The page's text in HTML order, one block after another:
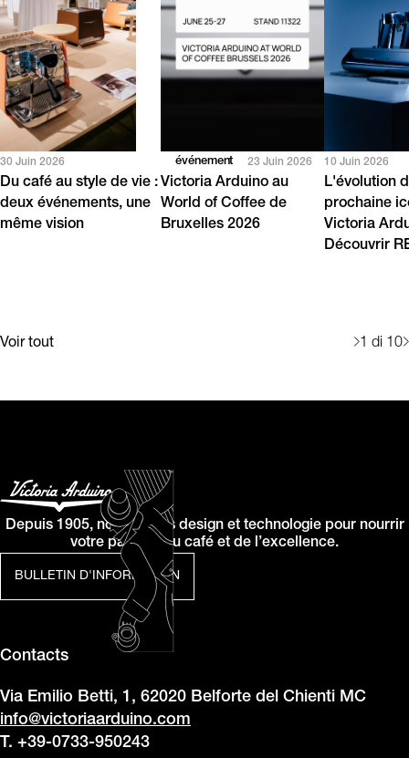
Voir tout 1 di 10
30 Juin 2026
Du café au style de vie :
deux événements, une
même vision
événement 23 Juin 2026
Victoria Arduino au
World of Coffee de
Bruxelles 2026
10 Juin 2026
L'évolution
prochaine
Victoria
Découvrir
BULLETIN D'INFORMATION
Depuis 1905, nous allions design et technologie pour nourrir
votre passion du café et de l’excellence.
Contacts
Via Emilio Betti, 1, 62020 Belforte del Chienti MC
info@victoriaarduino.com
T. +39-0733-950243